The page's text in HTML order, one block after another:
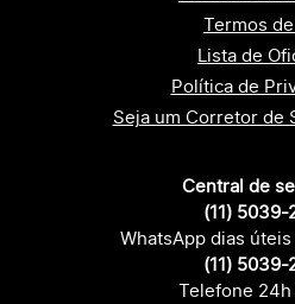
Termos
Lista de
Política de
Seja um Corretor de
Central de
(11) 5039-
WhatsApp dias
(11) 5039-
Telefone